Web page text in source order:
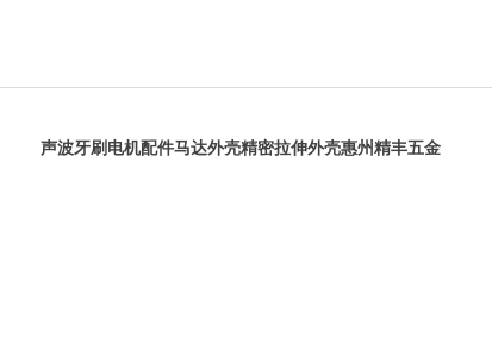
声波牙刷电机配件马达外壳精密拉伸外壳惠州精丰五金